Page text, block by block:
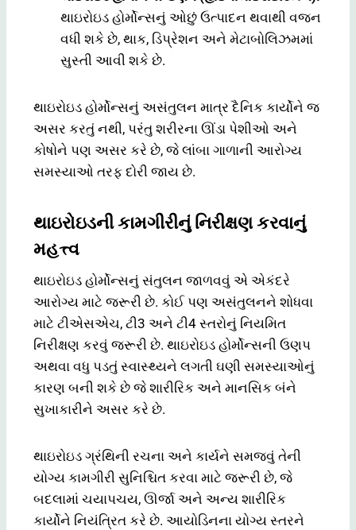
થાઇરોઇડ હોર્મોન્સનું ઓછું ઉત્પાદન થવાથી વજન
વધી શકે છે, થાક, ડિપ્રેશન અને મેટાબોલિઝમમાં
સુસ્તી આવી શકે છે.
થાઇરોઇડ હોર્મોન્સનું અસંતુલન માત્ર દૈનિક કાર્યોને જ
અસર કરતું નથી, પરંતુ શરીરના ઊંડા પેશીઓ અને
કોષોને પણ અસર કરે છે, જે લાંબા ગાળાની આરોગ્ય
સમસ્યાઓ તરફ દોરી જાય છે.
થાઇરોઇડની કામગીરીનું નિરીક્ષણ કરવાનું
મહત્ત્વ
થાઇરોઇડ હોર્મોન્સનું સંતુલન જાળવવું એ એકંદરે
આરોગ્ય માટે જરૂરી છે. કોઈ પણ અસંતુલનને શોધવા
માટે ટીએસએચ, ટી3 અને ટી4 સ્તરોનું નિયમિત
નિરીક્ષણ કરવું જરૂરી છે. થાઇરોઇડ હોર્મોન્સની ઉણપ
અથવા વધુ પડતું સ્વાસ્થ્યને લગતી ઘણી સમસ્યાઓનું
કારણ બની શકે છે જે શારીરિક અને માનસિક બંને
સુખાકારીને અસર કરે છે.
થાઇરોઇડ ગ્રંથિની રચના અને કાર્યને સમજવું તેની
યોગ્ય કામગીરી સુનિશ્ચિત કરવા માટે જરૂરી છે, જે
બદલામાં ચયાપચય, ઊર્જા અને અન્ય શારીરિક
કાર્યોને નિયંત્રિત કરે છે. આયોડિનના યોગ્ય સ્તરને